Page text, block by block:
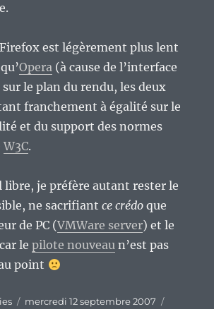
est légèrement plus lent
Opera (à cause de l’interface
sur le plan du rendu, les deux
franchement à égalité sur le
et du support des normes
W3C.
libre, je préfère autant rester le
ne sacrifiantce crédo que
de PC (VMWare server) et le
lepilote nouveau n’est pas
point
Publié
mercredi 12 septembre 2007